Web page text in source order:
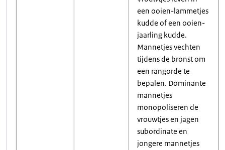
een ooien-lammetjes
kudde of een ooien-
jaarling kudde.
Mannetjes vechten
tijdens de bronst om
een rangorde te
bepalen. Dominante
mannetjes
monopoliseren de
vrouwtjes en jagen
subordinate en
jongere mannetjes